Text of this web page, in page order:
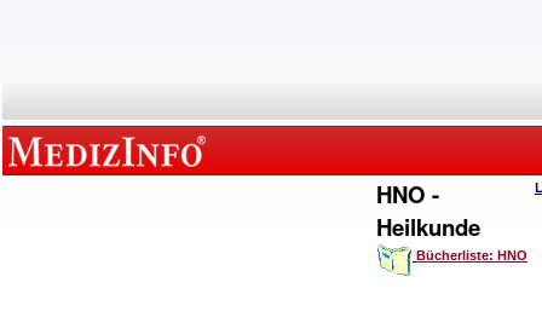
HNO -
Heilkunde
Bücherliste: HNO